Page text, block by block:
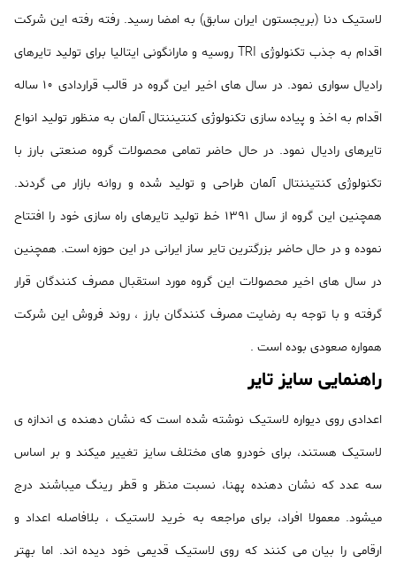
لاستیک دنا (بریجستون ایران سابق) به امضا رسید. رفته رفته این شرکت
اقدام به جذب تکنولوژی TRI روسیه و مارانگونی ایتالیا برای تولید تایرهای
رادیال سواری نمود. در سال های اخیر این گروه در قالب قراردادی 10 ساله
اقدام به اخذ و پیاده سازی تکنولوژی کنتیننتال آلمان به منظور تولید انواع
تایرهای رادیال نمود. در حال حاضر تمامی محصولات گروه صنعتی بارز با
تکنولوژی کنتیننتال آلمان طراحی و تولید شده و روانه بازار می گردند.
همچنین این گروه از سال 1391 خط تولید تایرهای راه سازی خود را افتتاح
نموده و در حال حاضر بزرگترین تایر ساز ایرانی در این حوزه است. همچنین
در سال های اخیر محصولات این گروه مورد استقبال مصرف کنندگان قرار
گرفته و با توجه به رضایت مصرف کنندگان بارز ، روند فروش این شرکت
همواره صعودی بوده است .
راهنمایی سایز تایر
اعدادی روی دیواره لاستیک نوشته شده است که نشان دهنده ی اندازه ی
لاستیک هستند، برای خودرو های مختلف سایز تغییر میکند و بر اساس
سه عدد که نشان دهنده پهنا، نسبت منظر و قطر رینگ میباشند درج
میشود. معمولا افراد، برای مراجعه به خرید لاستیک ، بلافاصله اعداد و
ارقامی را بیان می کنند که روی لاستیک قدیمی خود دیده اند. اما بهتر